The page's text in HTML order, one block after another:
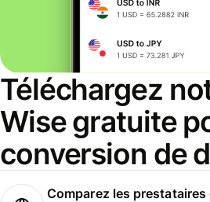
Téléchargez
Wise gratuite
conversion de
Comparez les